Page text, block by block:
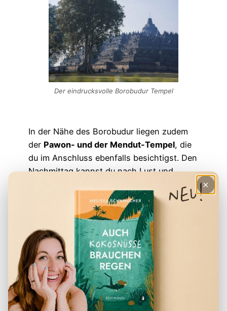
Der eindrucksvolle Borobudur Tempel
In der Nähe des Borobudur liegen zudem
der Pawon- und der Mendut-Tempel, die
du im Anschluss ebenfalls besichtigst. Den
Nachmittag kannst du nach Lust und
Tag 6: Dieng Tour – Yogyakarta
Heute geht es hoch hinaus: Gemeinsam mit
deinem Guide erkundest du das
faszinierendeDieng-Plateau.
Auf rund 2.000 Metern Höhe erwarten dich
×